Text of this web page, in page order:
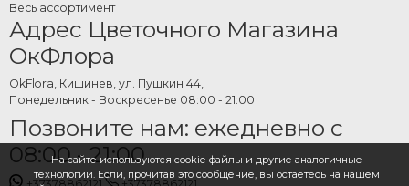
На сайте используются cookie-файлы и другие аналогичные
технологии. Если, прочитав это сообщение, вы остаетесь на нашем
Весь ассортимент
Адрес Цветочного Магазина
ОкФлора
OkFlora, Кишинев, ул. Пушкин 44,
Понедельник - Воскресенье 08:00 - 21:00
Позвоните нам: ежедневно с
08:00 - 21:00